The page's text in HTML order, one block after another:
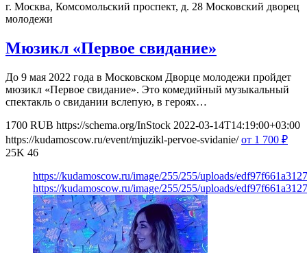
г. Москва, Комсомольский проспект, д. 28 Московский дворец
молодежи
Мюзикл «Первое свидание»
До 9 мая 2022 года в Московском Дворце молодежи пройдет
мюзикл «Первое свидание». Это комедийный музыкальный
спектакль о свидании вслепую, в героях…
1700 RUB https://schema.org/InStock 2022-03-14T14:19:00+03:00
https://kudamoscow.ru/event/mjuzikl-pervoe-svidanie/ от 1 700 ₽
25K 46
https://kudamoscow.ru/image/255/255/uploads/
https://kudamoscow.ru/image/255/255/uploads/